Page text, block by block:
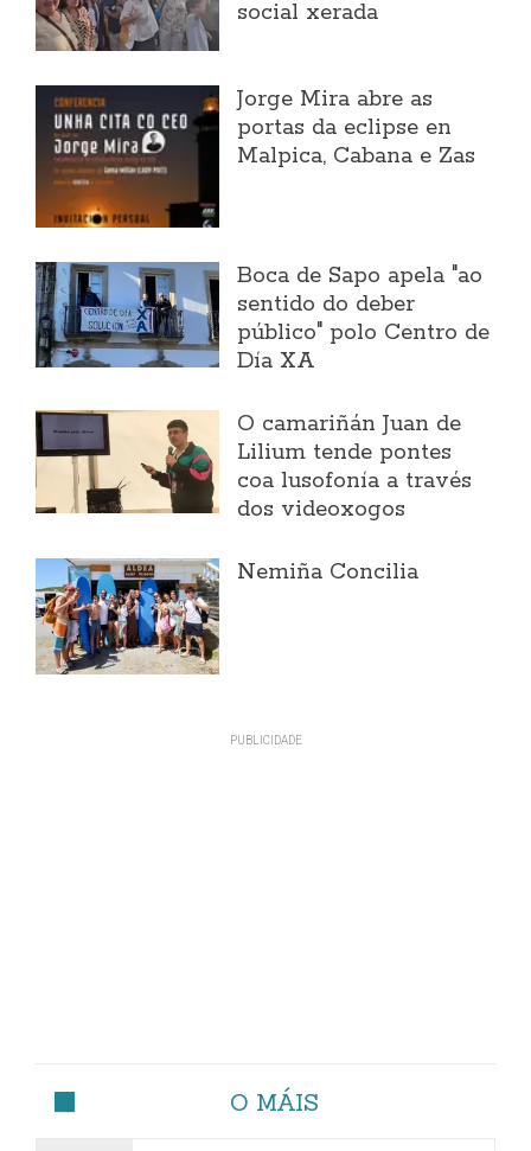
social xerada
Jorge Mira abre as
portas da eclipse en
Malpica, Cabana e Zas
Boca de Sapo apela "ao
sentido do deber
público" polo Centro de
Día XA
O camariñán Juan de
Lilium tende pontes
coa lusofonía a través
dos videoxogos
Nemiña Concilia
O MÁIS